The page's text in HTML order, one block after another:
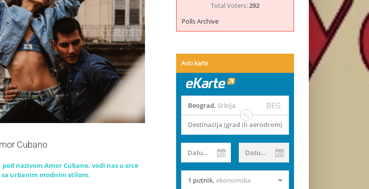
Cubano
nazivom Amor Cubano, vodi nas u srce
urbanim modnim stilom.
Total Voters:292
Polls Archive
Avio karte
Beograd, Srbija BEG
Destinacija (grad ili aerodrom)
Datum od Datum do
1 putnik, ekonomska